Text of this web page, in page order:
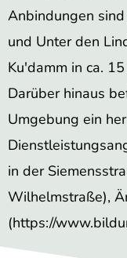
Anbindungen
und Unter den
Ku'damm in ca.
Darüber hinaus
Umgebung ein
in der
Wilhelmstraße),
(https://